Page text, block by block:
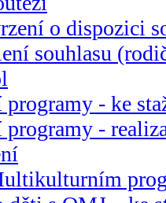
o dispozici
souhlasu
- ke
-